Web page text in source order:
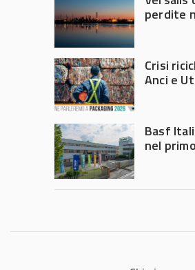
perdite
Crisi
Anci e
Governo
Basf
nel